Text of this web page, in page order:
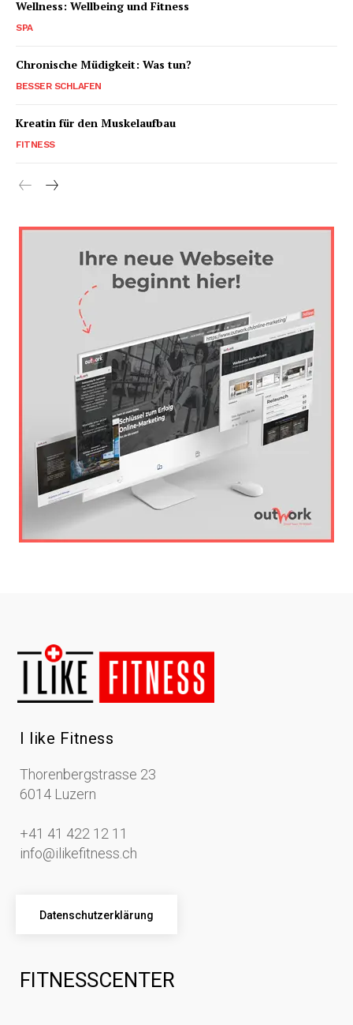
Wellness: Wellbeing und Fitness
SPA
Chronische Müdigkeit: Was tun?
BESSER SCHLAFEN
Kreatin für den Muskelaufbau
FITNESS
I like Fitness
Thorenbergstrasse 23
6014 Luzern
+41 41 422 12 11
info@ilikefitness.ch
Datenschutzerklärung
FITNESSCENTER